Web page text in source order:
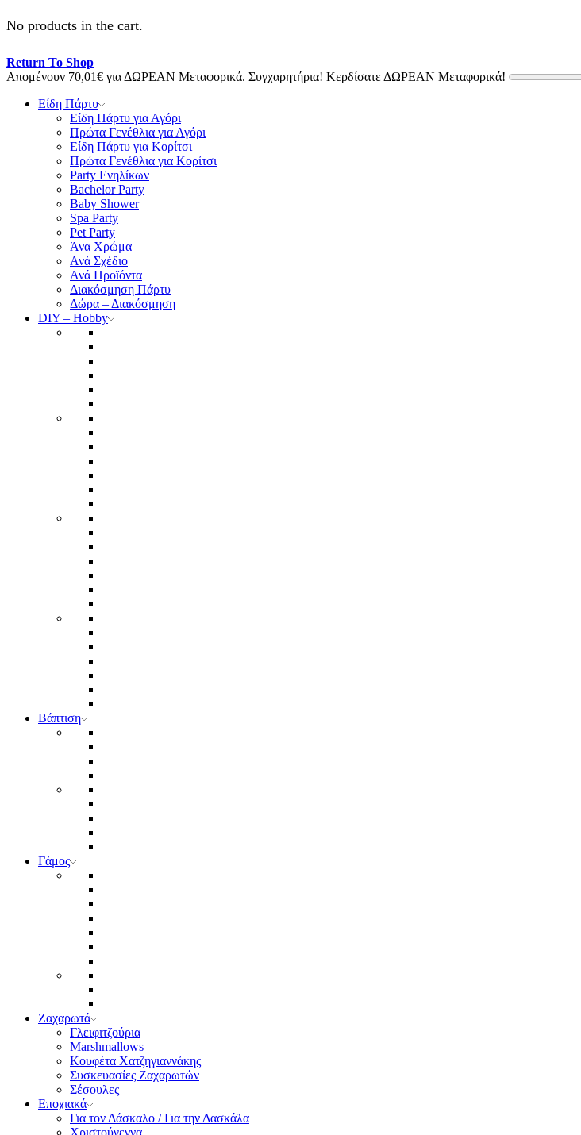
No products in the cart.
Return To Shop
Απομένουν 70,01€ για ΔΩΡΕΑΝ Μεταφορικά. Συγχαρητήρια! Κερδίσατε ΔΩΡΕΑΝ Μεταφορικά!
Είδη Πάρτυ
Είδη Πάρτυ για Αγόρι
Πρώτα Γενέθλια για Αγόρι
Είδη Πάρτυ για Κορίτσι
Πρώτα Γενέθλια για Κορίτσι
Party Ενηλίκων
Bachelor Party
Baby Shower
Spa Party
Pet Party
Άνα Χρώμα
Ανά Σχέδιο
Ανά Προϊόντα
Διακόσμηση Πάρτυ
Δώρα – Διακόσμηση
DIY – Hobby
Βάπτιση
Γάμος
Ζαχαρωτά
Γλειφιτζούρια
Marshmallows
Κουφέτα Χατζηγιαννάκης
Συσκευασίες Ζαχαρωτών
Σέσουλες
Εποχιακά
Για τον Δάσκαλο / Για την Δασκάλα